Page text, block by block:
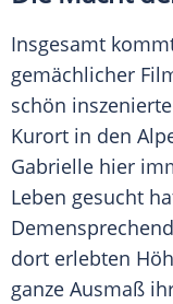
Insgesamt
gemächlicher
schön
Kurort in den
Gabrielle hier
Leben gesucht
dort erlebten
ganze Ausmaß